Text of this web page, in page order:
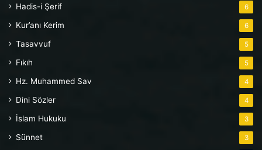
Hadis-i Şerif 6
Kur’anı Kerim 6
Tasavvuf 5
Fıkıh 5
Hz. Muhammed Sav 4
Dini Sözler 4
İslam Hukuku 3
Sünnet 3